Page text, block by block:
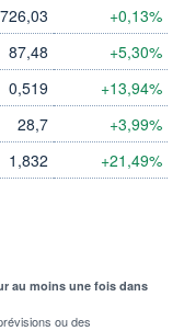
+0,13%
87,48 +5,30%
0,519 +13,94%
28,7 +3,99%
1,832 +21,49%
au moins une fois dans
ou des